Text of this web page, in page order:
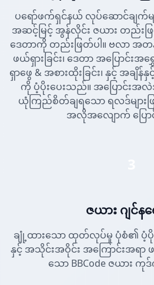
ပရော်ဖက်ရှင်နယ် လုပ်ဆောင်ချက်မ
အဆင့်မြင့် အွန်လိုင်း ဇယား တည်
ဒေတာကို တည်းဖြတ်ပါ။ ဗလာ အတန်းမ
ဖယ်ရှားခြင်း၊ ဒေတာ အပြောင်းအ
ရှာဖွေ & အစားထိုးခြင်း၊ နှင့် အချိ
ကို ပံ့ပိုးပေးသည်။ အပြောင်းအ
ယုံကြည်စိတ်ချရသော ရလဒ်များဖ
အလိုအလျောက် ပြေ
ဇယား ဂျင်န
ချုံ့ထားသော ထုတ်လုပ်မှု ပုံစံ၏ ပံ့ပိုး
နှင့် အသိုင်းအဝိုင်း အကြောင်းအရ
သော BBCode ဇယား